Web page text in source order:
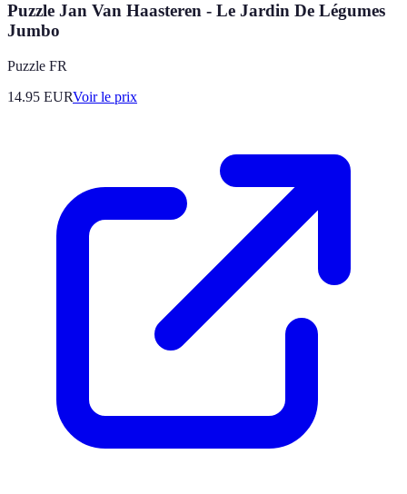
Puzzle Jan Van Haasteren - Le Jardin De Légumes
Jumbo
Puzzle FR
14.95 EURVoir le prix